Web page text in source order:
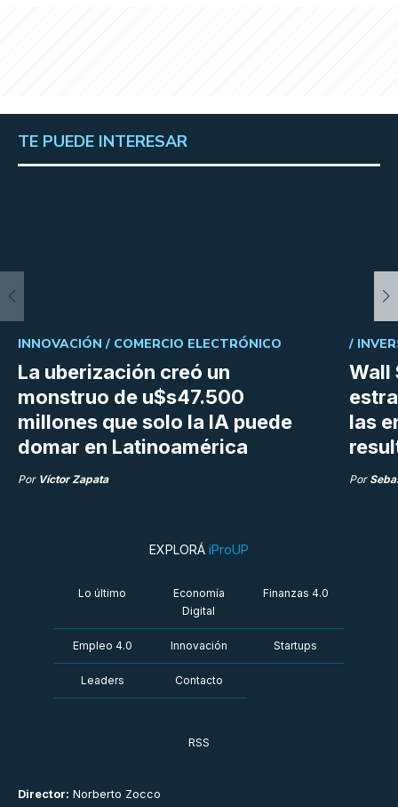
TE PUEDE INTERESAR
La uberización creó un
monstruo de u$s47.500
millones que solo la IA puede
domar en Latinoamérica
INNOVACIÓN / COMERCIO ELECTRÓNICO
Por Víctor Zapata
Wall
las
/
Por
Director: Norberto Zocco
EXPLORÁ iProUP
Lo último
Economía
Digital
Finanzas 4.0
Empleo 4.0 Innovación Startups
Leaders Contacto
RSS